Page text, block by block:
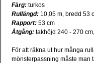
Färg: turkos
Rullängd: 10,05 m, bredd 53
Rapport: 53 cm
Åtgång: takhöjd 240 - 270
För att räkna ut hur många
mönsterpassning måste man